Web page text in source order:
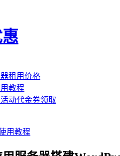
租用价格
教程
动代金券领取
用教程